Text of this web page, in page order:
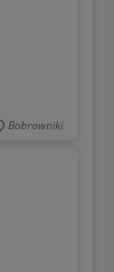
Bobrowniki